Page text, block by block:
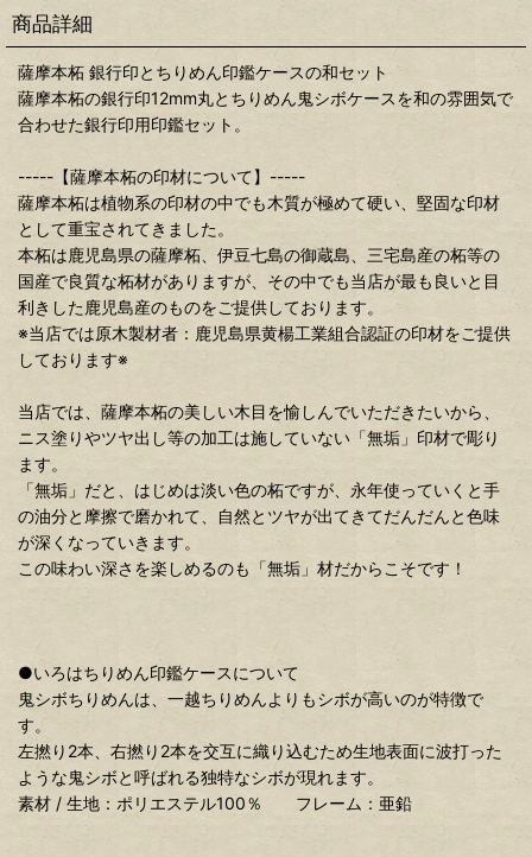
商品詳細
薩摩本柘 銀行印とちりめん印鑑ケースの和セット
薩摩本柘の銀行印12mm丸とちりめん鬼シボケースを和の雰囲気で
合わせた銀行印用印鑑セット。
-----【薩摩本柘の印材について】-----
薩摩本柘は植物系の印材の中でも木質が極めて硬い、堅固な印材
として重宝されてきました。
本柘は鹿児島県の薩摩柘、伊豆七島の御蔵島、三宅島産の柘等の
国産で良質な柘材がありますが、その中でも当店が最も良いと目
利きした鹿児島産のものをご提供しております。
※当店では原木製材者：鹿児島県黄楊工業組合認証の印材をご提供
しております※
当店では、薩摩本柘の美しい木目を愉しんでいただきたいから、
ニス塗りやツヤ出し等の加工は施していない「無垢」印材で彫り
ます。
「無垢」だと、はじめは淡い色の柘ですが、永年使っていくと手
の油分と摩擦で磨かれて、自然とツヤが出てきてだんだんと色味
が深くなっていきます。
この味わい深さを楽しめるのも「無垢」材だからこそです！
●いろはちりめん印鑑ケースについて
鬼シボちりめんは、一越ちりめんよりもシボが高いのが特徴で
す。
左撚り2本、右撚り2本を交互に織り込むため生地表面に波打った
ような鬼シボと呼ばれる独特なシボが現れます。
素材 / 生地：ポリエステル100％ フレーム：亜鉛